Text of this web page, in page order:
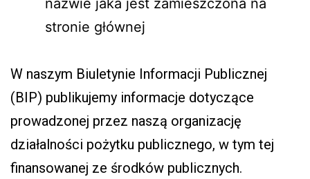
nazwie jaka jest zamieszczona na
stronie głównej
W naszym Biuletynie Informacji Publicznej
(BIP) publikujemy informacje dotyczące
prowadzonej przez naszą organizację
działalności pożytku publicznego, w tym tej
finansowanej ze środków publicznych.